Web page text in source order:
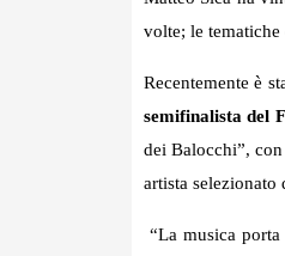
volte; le
Recentemente è
semifinalista del
dei Balocchi”,
artista selezionato
“La musica